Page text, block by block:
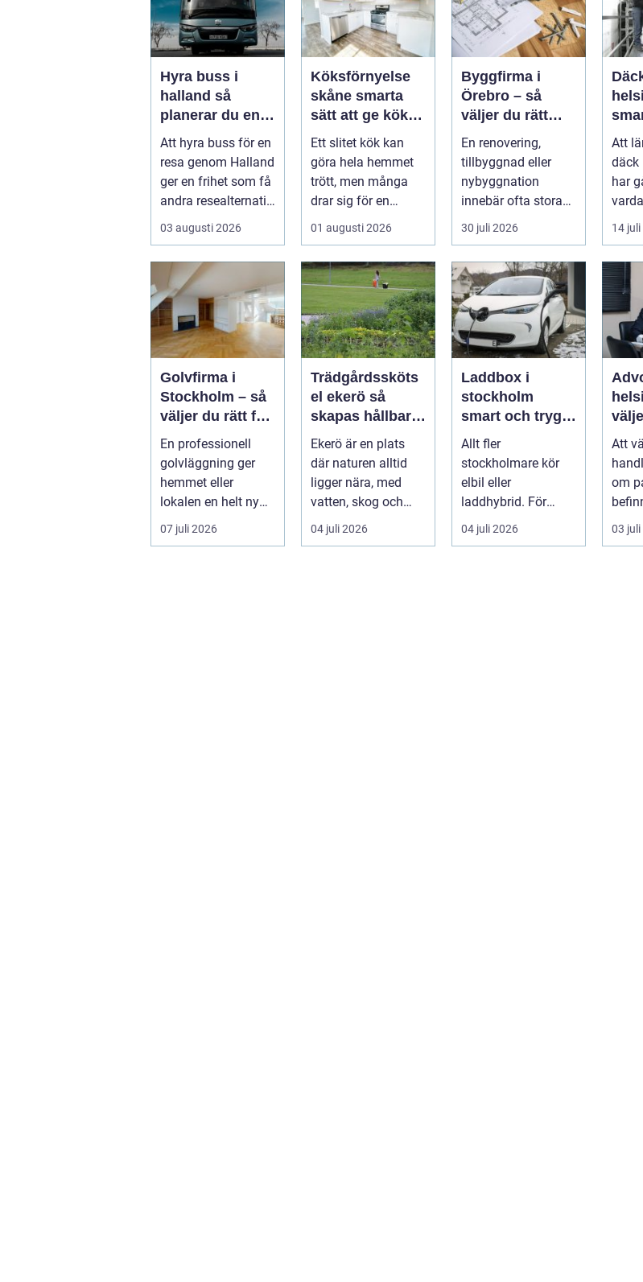
Hyra buss i
halland så
planerar du en
trygg och
smidig resa
Att hyra buss för en
resa genom Halland
ger en frihet som få
andra resealternativ
erbjuder. Gruppen ...
03 augusti 2026
Köksförnyelse
skåne smarta
sätt att ge köket
nytt liv
Ett slitet kök kan
göra hela hemmet
trött, men många
drar sig för en
fullständig
renovering. Det tar...
01 augusti 2026
Byggfirma i
Örebro – så
väljer du rätt
partner för ditt
projekt
En renovering,
tillbyggnad eller
nybyggnation
innebär ofta stora
beslut, både
ekonomiskt ...
30 juli 2026
till
Att
däck
har
Hels...
14
Golvfirma i
Stockholm – så
väljer du rätt för
ett hållbart golv
En professionell
golvläggning ger
hemmet eller
lokalen en helt ny
känsla. Rätt
materi...
07 juli 2026
Trädgårdssköts
el ekerö så
skapas hållbara
och vackra
utemiljöer året
runt
Ekerö är en plats
där naturen alltid
ligger nära, med
vatten, skog och
villaträdgårdar som
ramar in ...
04 juli 2026
Laddbox i
stockholm
smart och trygg
laddning hemma
och på jobbet
Allt fler
stockholmare kör
elbil eller
laddhybrid. För
många kommer
nästa fråga direkt:
04 juli 2026
Att
om
i en
03